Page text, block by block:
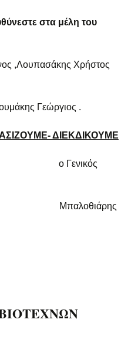
στα μέλη του
,Λουπασάκης Χρήστος
Γεώργιος .
ΔΙΕΚΔΙΚΟΥΜΕ
Γενικός
νος Μπαλοθιάρης